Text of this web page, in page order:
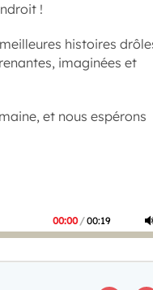
!
histoires
imaginées et
et nous espérons
00:00 /00:19